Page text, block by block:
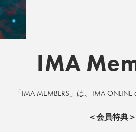
IMA
「IMA MEMBERS」は、IMA
＜会員特典＞